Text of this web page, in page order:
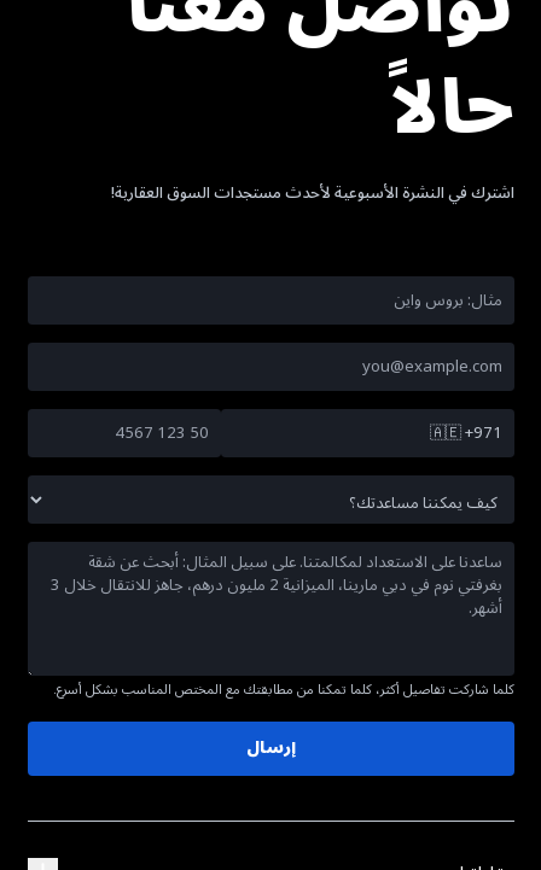
حالاً
اشترك في النشرة الأسبوعية لأحدث مستجدات السوق العقارية!
🇦🇪+971
كلما شاركت تفاصيل أكثر، كلما تمكنا من مطابقتك مع المختص المناسب بشكل أسرع.
إرسال